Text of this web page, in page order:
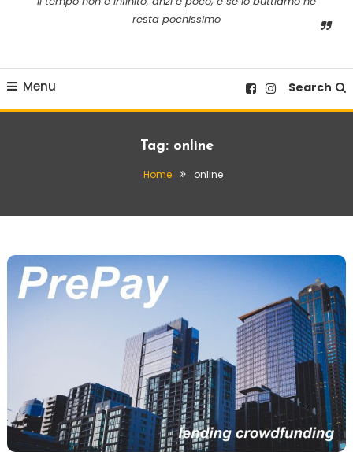
resta pochissimo
Menu Search
Tag: online
Home online